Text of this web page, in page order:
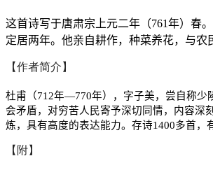
这首诗写于唐肃宗上元二年（761年）春
定居两年。他亲自耕作，种菜养花，与农
【作者简介】
杜甫（712年—770年），字子美，尝自称少
会矛盾，对穷苦人民寄予深切同情，内容深
炼，具有高度的表达能力。存诗1400多首，
【附】